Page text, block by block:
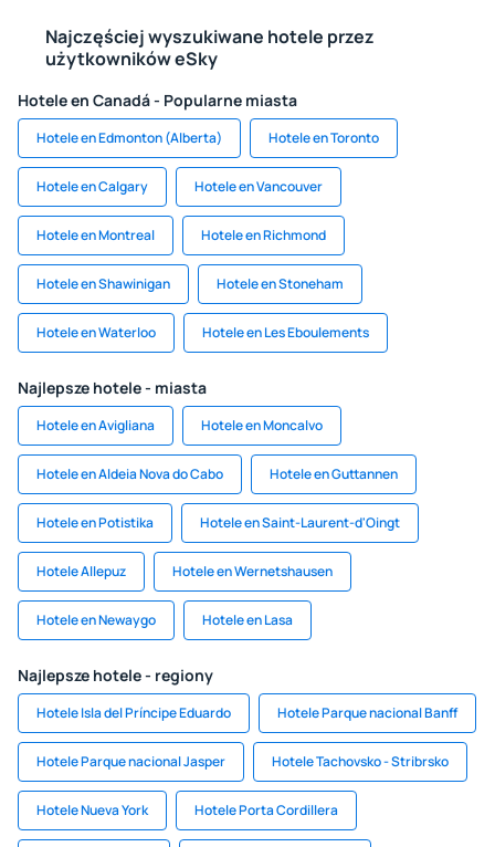
Najczęściej wyszukiwane hotele przez
użytkowników eSky
Hotele en Canadá - Popularne miasta
Hotele en Edmonton (Alberta) Hotele en Toronto
Hotele en Calgary Hotele en Vancouver
Hotele en Montreal Hotele en Richmond
Hotele en Shawinigan Hotele en Stoneham
Hotele en Waterloo Hotele en Les Eboulements
Najlepsze hotele - miasta
Hotele en Avigliana Hotele en Moncalvo
Hotele en Aldeia Nova do Cabo Hotele en Guttannen
Hotele en Potistika Hotele en Saint-Laurent-d'Oingt
Hotele Allepuz Hotele en Wernetshausen
Hotele en Newaygo Hotele en Lasa
Najlepsze hotele - regiony
Hotele Isla del Príncipe Eduardo Hotele Parque nacional Banff
Hotele Parque nacional Jasper Hotele Tachovsko - Stribrsko
Hotele Nueva York Hotele Porta Cordillera